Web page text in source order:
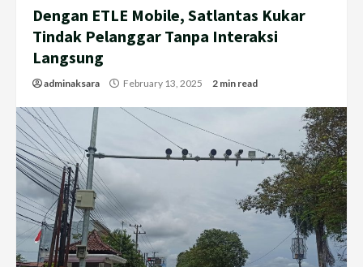
Dengan ETLE Mobile, Satlantas Kukar
Tindak Pelanggar Tanpa Interaksi
Langsung
adminaksara February 13, 2025 2 min read